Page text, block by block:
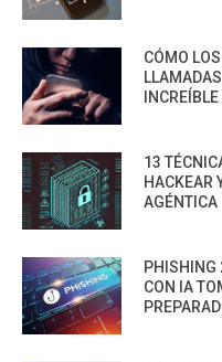
CÓMO
13
HACKEAR
AGÉNTICA
PHISHING
CON IA